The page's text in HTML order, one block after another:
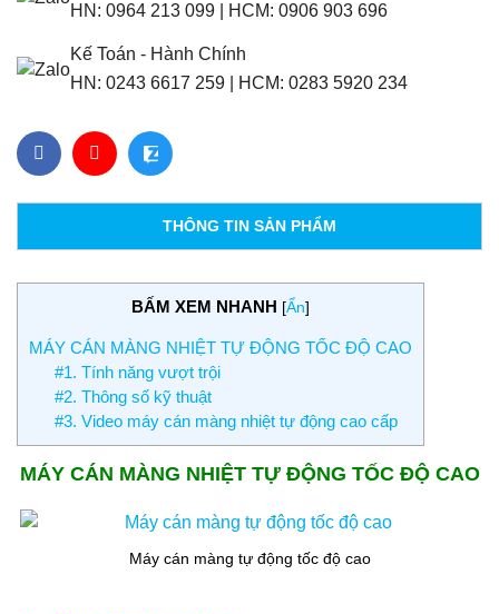
HN: 0964 213 099 HCM: 0906 903 696
Kế Toán - Hành Chính
HN: 0243 6617 259 HCM: 0283 5920 234
THÔNG TIN SẢN PHẨM
BẤM XEM NHANH [Ẩn]
MÁY CÁN MÀNG NHIỆT TỰ ĐỘNG TỐC ĐỘ CAO
#1. Tính năng vượt trội
#2. Thông số kỹ thuật
#3. Video máy cán màng nhiệt tự động cao cấp
MÁY CÁN MÀNG NHIỆT TỰ ĐỘNG TỐC ĐỘ CAO
Máy cán màng tự động tốc độ cao